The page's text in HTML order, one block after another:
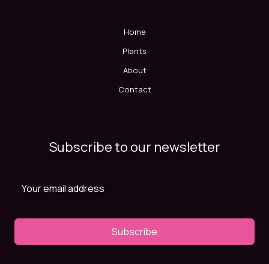
Home
Plants
About
Contact
Subscribe to our newsletter
Subscribe